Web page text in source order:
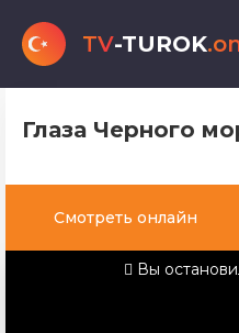
TV-TUROK
Глаза Черного
Смотреть онлайн
Вы